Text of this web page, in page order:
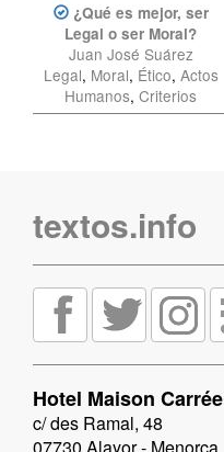
¿Qué es mejor, ser
Legal o ser Moral?
Juan José Suárez
Legal, Moral, Ético, Actos
Humanos, Criterios
textos.info
Hotel Maison Carrée
c/ des Ramal, 48